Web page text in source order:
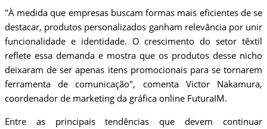
"À medida que empresas buscam formas mais eficientes de se
destacar, produtos personalizados ganham relevância por unir
funcionalidade e identidade. O crescimento do setor têxtil
reflete essa demanda e mostra que os produtos desse nicho
deixaram de ser apenas itens promocionais para se tornarem
ferramenta de comunicação", comenta Victor Nakamura,
coordenador de marketing da gráfica online FuturaIM.
Entre as principais tendências que devem continuar